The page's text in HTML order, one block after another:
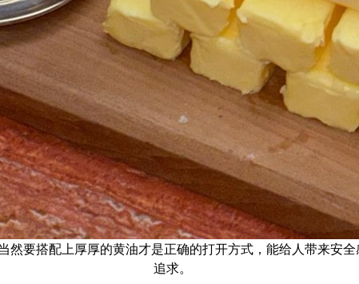
然要搭配上厚厚的黄油才是正确的打开方式，能给人带来安
追求。